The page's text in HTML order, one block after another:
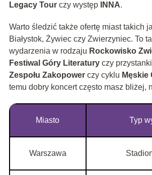
Legacy Tourczy występ INNA.
Warto śledzić także ofertę miast takich
Białystok, Żywiec czy Zwierzyniec. To
wydarzenia w rodzaju Rockowisko
Festiwal Góry Literaturyczy
Zespołu Zakopowerczy cyklu Męskie
temu dobry koncert często masz bliżej,
Miasto Typ
Warszawa